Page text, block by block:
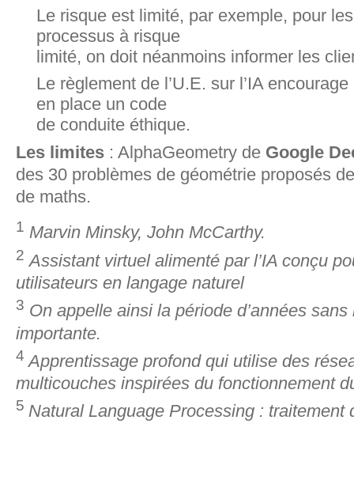
Le risque est limité, par exemple, pour
processus à risque
limité, on doit néanmoins informer les
Le règlement de l’U.E. sur l’IA
en place un code
de conduite éthique.
Les limites : AlphaGeometry de Google
des 30 problèmes de géométrie proposés
de maths.
1 Marvin Minsky, John McCarthy.
2 Assistant virtuel alimenté par l’IA conçu
utilisateurs en langage naturel
3 On appelle ainsi la période d’années
importante.
4 Apprentissage profond qui utilise des
multicouches inspirées du fonctionnement
5 Natural Language Processing : traitement